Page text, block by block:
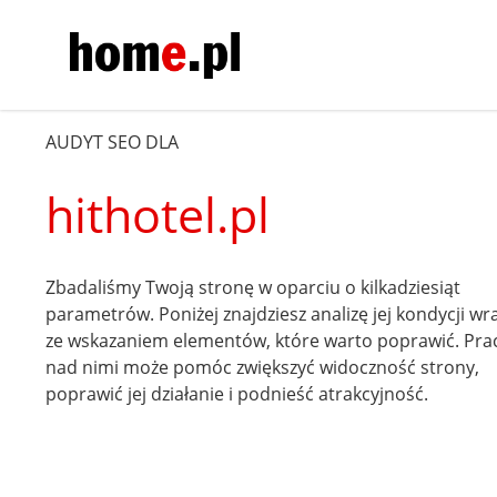
AUDYT SEO DLA
hithotel.pl
Zbadaliśmy Twoją stronę w oparciu o kilkadziesiąt
parametrów. Poniżej znajdziesz analizę jej kondycji
ze wskazaniem elementów, które warto poprawić.
nad nimi może pomóc zwiększyć widoczność strony,
poprawić jej działanie i podnieść atrakcyjność.